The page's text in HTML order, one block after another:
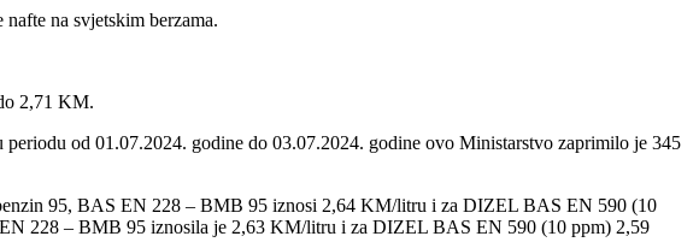
na svjetskim berzama.
2,71 KM.
od 01.07.2024. godine do 03.07.2024. godine ovo Ministarstvo zaprimilo je 345
95, BAS EN 228 – BMB 95 iznosi 2,64 KM/litru i za DIZEL BAS EN 590 (10
228 – BMB 95 iznosila je 2,63 KM/litru i za DIZEL BAS EN 590 (10 ppm) 2,59